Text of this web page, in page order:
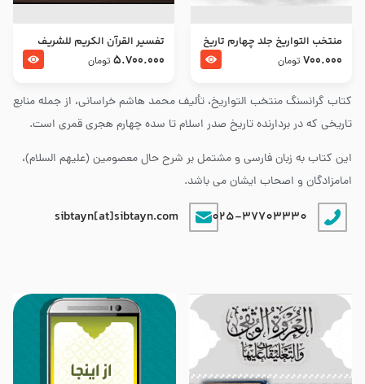
کتاب گرانسنگ منتخب التواريخ، تألیف محمد هاشم خراسانی، از جمله منابع
تاریخی که در بردارنده تاریخ صدر اسلام تا سده چهارم هجری قمری است.
این کتاب به زبان فارسی و مشتمل بر شرح حال معصومین (علیهم السلام)،
امامزادگان و اصحاب ایشان می باشد.
025-37703330
sibtayn[at]sibtayn.com
منتخب التواریخ جلد چهارم تاریخ
امام زین العابدین و امام محمد
700.000 تومان
تفسير القرآن الكريم للشريف
المرتضي قدس سرّه
5.700.000 تومان